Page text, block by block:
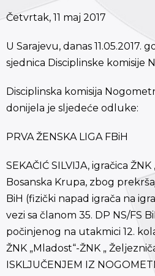
Četvrtak, 11 maj 2017
U Sarajevu, danas 11.05.2017.
sjednica Disciplinske komisije
Disciplinska komisija
donijela je sljedeće odluke:
PRVA ŽENSKA LIGA FBiH
SEKAČIĆ SILVIJA, igračica ŽNK
Bosanska Krupa, zbog
BiH (fizički napad igrača na
vezi sa članom 35. DP NS/FS
počinjenog na utakmici 12.
ŽNK „Mladost“-ŽNK „
ISKLJUČENJEM IZ